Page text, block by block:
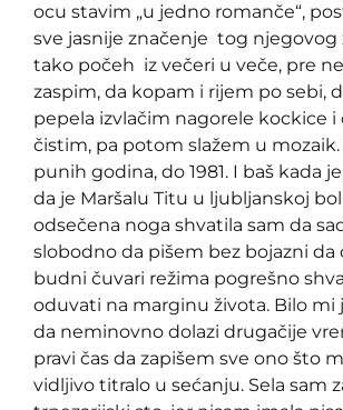
ocu stavim „u jedno romanče“,
sve jasnije značenje tog njegovog
tako počeh iz večeri u veče, pre
zaspim, da kopam i rijem po sebi,
pepela izvlačim nagorele kockice i
čistim, pa potom slažem u
punih godina, do 1981. I baš kada
da je Maršalu Titu u ljubljanskoj
odsečena noga shvatila sam da
slobodno da pišem bez bojazni da
budni čuvari režima pogrešno
oduvati na marginu života. Bilo mi
da neminovno dolazi drugačije
pravi čas da zapišem sve ono što
vidljivo titralo u sećanju. Sela sam